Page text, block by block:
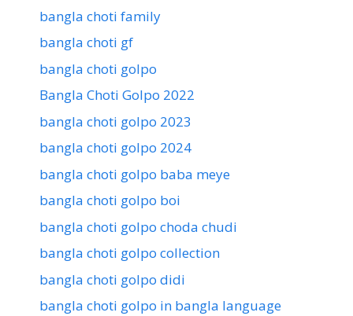
bangla choti family
bangla choti gf
bangla choti golpo
Bangla Choti Golpo 2022
bangla choti golpo 2023
bangla choti golpo 2024
bangla choti golpo baba meye
bangla choti golpo boi
bangla choti golpo choda chudi
bangla choti golpo collection
bangla choti golpo didi
bangla choti golpo in bangla language